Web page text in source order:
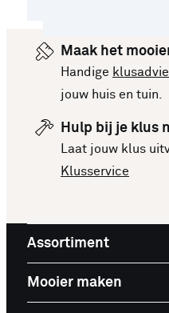
Maak het
Handige
jouw huis en tuin.
Hulp bij je klus
Laat jouw klus
Klusservice
Assortiment
Mooier maken